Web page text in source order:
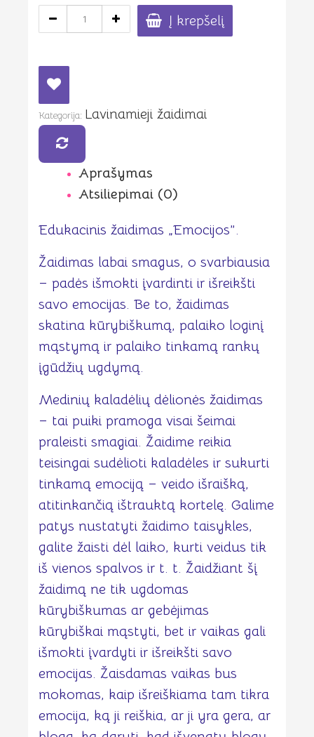
kiekis:
"Emocijos"
Į krepšelį
Kategorija: Lavinamieji žaidimai
Aprašymas
Atsiliepimai (0)
Edukacinis žaidimas „Emocijos”.
Žaidimas labai smagus, o svarbiausia
– padės išmokti įvardinti ir išreikšti
savo emocijas. Be to, žaidimas
skatina kūrybiškumą, palaiko loginį
mąstymą ir palaiko tinkamą rankų
įgūdžių ugdymą.
Medinių kaladėlių dėlionės žaidimas
– tai puiki pramoga visai šeimai
praleisti smagiai. Žaidime reikia
teisingai sudėlioti kaladėles ir sukurti
tinkamą emociją – veido išraišką,
atitinkančią ištrauktą kortelę. Galime
patys nustatyti žaidimo taisykles,
galite žaisti dėl laiko, kurti veidus tik
iš vienos spalvos ir t. t. Žaidžiant šį
žaidimą ne tik ugdomas
kūrybiškumas ar gebėjimas
kūrybiškai mąstyti, bet ir vaikas gali
išmokti įvardyti ir išreikšti savo
emocijas. Žaisdamas vaikas bus
mokomas, kaip išreiškiama tam tikra
emocija, ką ji reiškia, ar ji yra gera, ar